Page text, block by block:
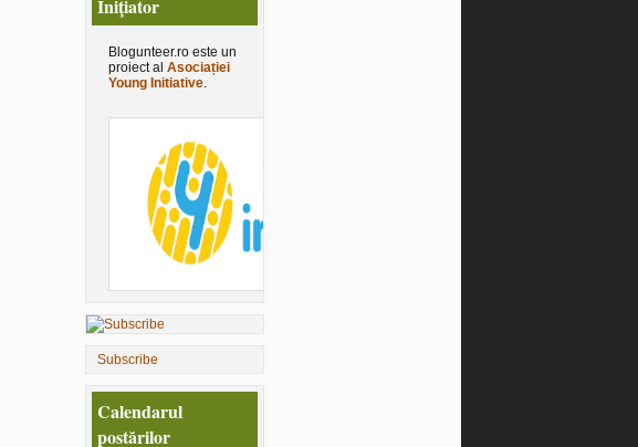
Iniţiator
Blogunteer.ro este un
proiect al Asociației
Young Initiative.
Subscribe
Calendarul
postărilor